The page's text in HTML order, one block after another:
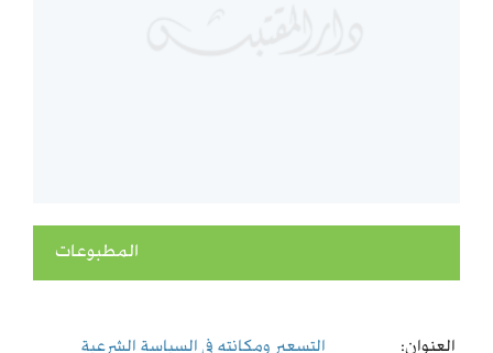
المطبوعات
العنوان: التسعير ومكانته فى السياسة الشرعية